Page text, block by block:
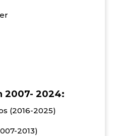
2007- 2024:
(2016-2025)
2013)